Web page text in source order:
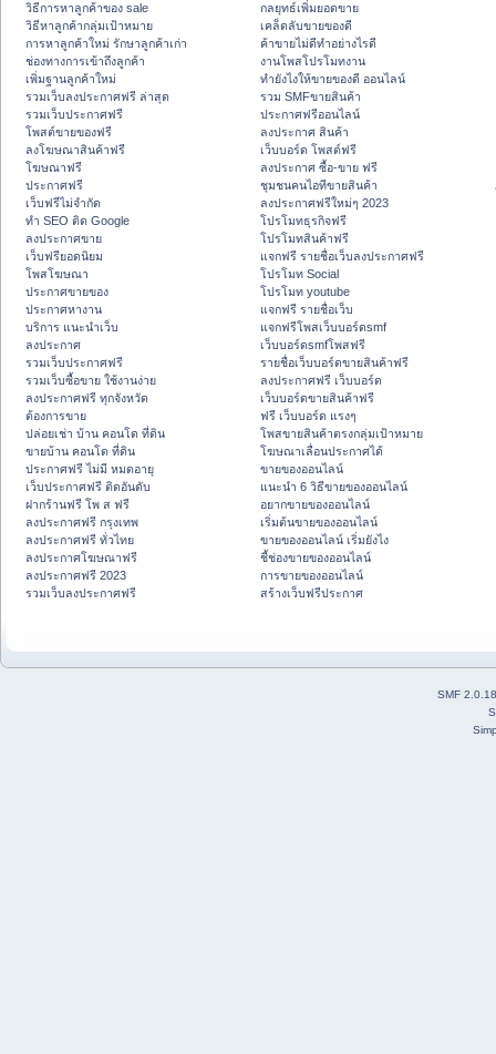
วิธีการหาลูกค้าของ sale
วิธีหาลูกค้ากลุ่มเป้าหมาย
การหาลูกค้าใหม่ รักษาลูกค้าเก่า
ช่องทางการเข้าถึงลูกค้า
เพิ่มฐานลูกค้าใหม่
รวมเว็บลงประกาศฟรี ล่าสุด
รวมเว็บประกาศฟรี
โพสต์ขายของฟรี
ลงโฆษณาสินค้าฟรี
โฆษณาฟรี
ประกาศฟรี
เว็บฟรีไม่จำกัด
ทำ SEO ติด Google
ลงประกาศขาย
เว็บฟรียอดนิยม
โพสโฆษณา
ประกาศขายของ
ประกาศหางาน
บริการ แนะนำเว็บ
ลงประกาศ
รวมเว็บประกาศฟรี
รวมเว็บซื้อขาย ใช้งานง่าย
ลงประกาศฟรี ทุกจังหวัด
ต้องการขาย
ปล่อยเช่า บ้าน คอนโด ที่ดิน
ขายบ้าน คอนโด ที่ดิน
ประกาศฟรี ไม่มี หมดอายุ
เว็บประกาศฟรี ติดอันดับ
ฝากร้านฟรี โพ ส ฟรี
ลงประกาศฟรี กรุงเทพ
ลงประกาศฟรี ทั่วไทย
ลงประกาศโฆษณาฟรี
ลงประกาศฟรี 2023
รวมเว็บลงประกาศฟรี
กลยุทธ์เพิ่มยอดขาย
เคล็ดลับขายของดี
ค้าขายไม่ดีทำอย่างไรดี
งานโพสโปรโมทงาน
ทํายังไงให้ขายของดี ออนไลน์
รวม SMFขายสินค้า
ประกาศฟรีออนไลน์
ลงประกาศ สินค้า
เว็บบอร์ด โพสต์ฟรี
ลงประกาศ ซื้อ-ขาย ฟรี
ชุมชนคนไอทีขายสินค้า
ลงประกาศฟรีใหม่ๆ 2023
โปรโมทธุรกิจฟรี
โปรโมทสินค้าฟรี
แจกฟรี รายชื่อเว็บลงประกาศฟรี
โปรโมท Social
โปรโมท youtube
แจกฟรี รายชื่อเว็บ
แจกฟรีโพสเว็บบอร์ดsmf
เว็บบอร์ดsmfโพสฟรี
รายชื่อเว็บบอร์ดขายสินค้าฟรี
ลงประกาศฟรี เว็บบอร์ด
เว็บบอร์ดขายสินค้าฟรี
ฟรี เว็บบอร์ด แรงๆ
โพสขายสินค้าตรงกลุ่มเป้าหมาย
โฆษณาเลื่อนประกาศได้
ขายของออนไลน์
แนะนำ 6 วิธีขายของออนไลน์
อยากขายของออนไลน์
เริ่มต้นขายของออนไลน์
ขายของออนไลน์ เริ่มยังไง
ชี้ช่องขายของออนไลน์
การขายของออนไลน์
สร้างเว็บฟรีประกาศ
SMF 2.0.18